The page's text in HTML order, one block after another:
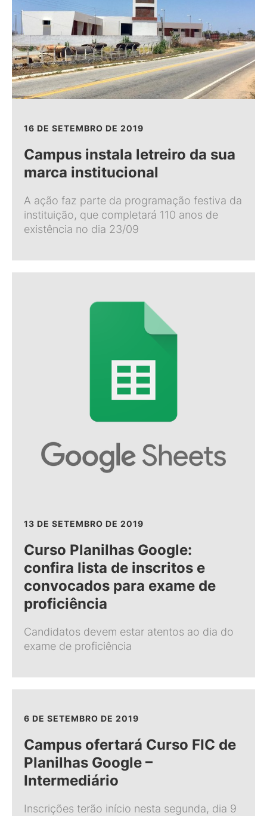
16 DE SETEMBRO DE 2019
Campus instala letreiro da sua
marca institucional
A ação faz parte da programação festiva da
instituição, que completará 110 anos de
existência no dia 23/09
13 DE SETEMBRO DE 2019
Curso Planilhas Google:
confira lista de inscritos e
convocados para exame de
proficiência
Candidatos devem estar atentos ao dia do
exame de proficiência
6 DE SETEMBRO DE 2019
Campus ofertará Curso FIC de
Planilhas Google –
Intermediário
Inscrições terão início nesta segunda, dia 9